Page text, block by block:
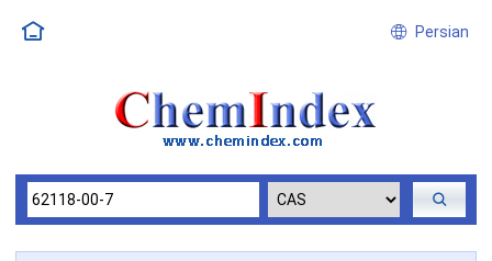
Persian